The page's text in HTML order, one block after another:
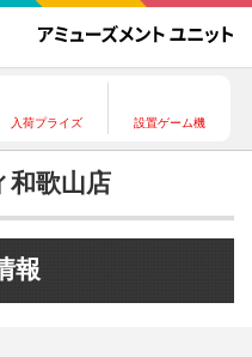
入荷プライズ 設置ゲーム機
歌山店
報